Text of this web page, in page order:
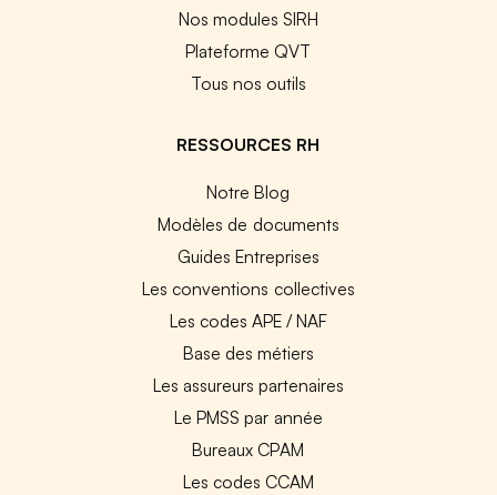
Nos modules SIRH
Plateforme QVT
Tous nos outils
RESSOURCES RH
Notre Blog
Modèles de documents
Guides Entreprises
Les conventions collectives
Les codes APE / NAF
Base des métiers
Les assureurs partenaires
Le PMSS par année
Bureaux CPAM
Les codes CCAM